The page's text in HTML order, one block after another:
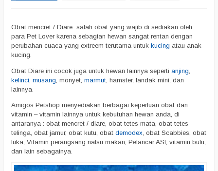
Obat mencret / Diare salah obat yang wajib di sediakan oleh
para Pet Lover karena sebagian hewan sangat rentan dengan
perubahan cuaca yang extreem terutama untuk kucing atau anak
kucing.
Obat Diare ini cocok juga untuk hewan lainnya seperti anjing
kelinci musang , monyet, marmut , hamster, landak mini, dan
lainnya.
Amigos Petshop menyediakan berbagai keperluan obat dan
vitamin – vitamin lainnya untuk kebutuhan hewan anda, di
antaranya : obat mencret / diare, obat tetes mata, obat tetes
telinga, obat jamur, obat kutu, obat demodex , obat Scabbies, obat
luka, Vitamin perangsang nafsu makan, Pelancar ASI, vitamin bulu,
dan lain sebagainya.